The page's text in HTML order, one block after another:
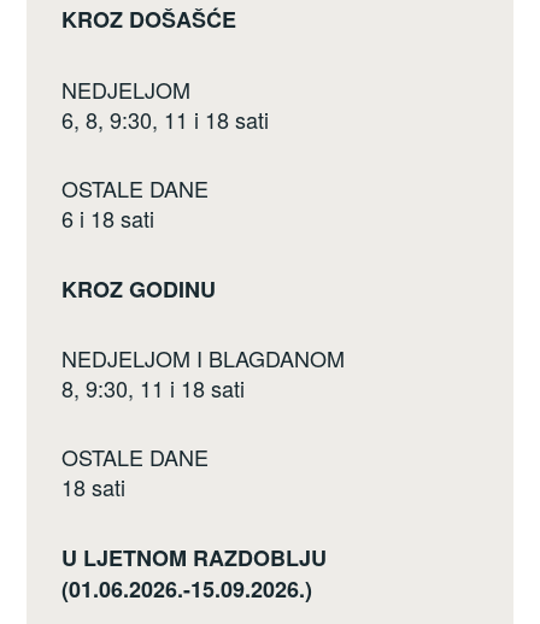
KROZ DOŠAŠĆE
NEDJELJOM
6, 8, 9:30, 11 i 18 sati
OSTALE DANE
6 i 18 sati
KROZ GODINU
NEDJELJOM I BLAGDANOM
8, 9:30, 11 i 18 sati
OSTALE DANE
18 sati
U LJETNOM RAZDOBLJU
(01.06.2026.-15.09.2026.)